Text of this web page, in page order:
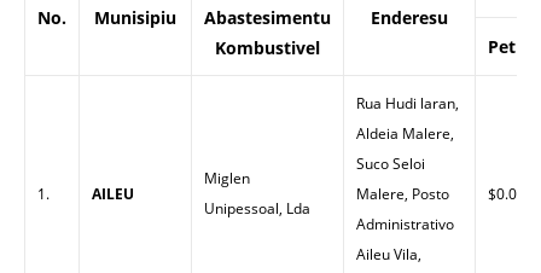
No. Munisipiu
Abastesimentu
Kombustivel
Enderesu
Petrol
1. AILEU
Miglen
Unipessoal, Lda
Rua Hudi laran,
Aldeia Malere,
Suco Seloi
Malere, Posto
Administrativo
Aileu Vila,
$0.00